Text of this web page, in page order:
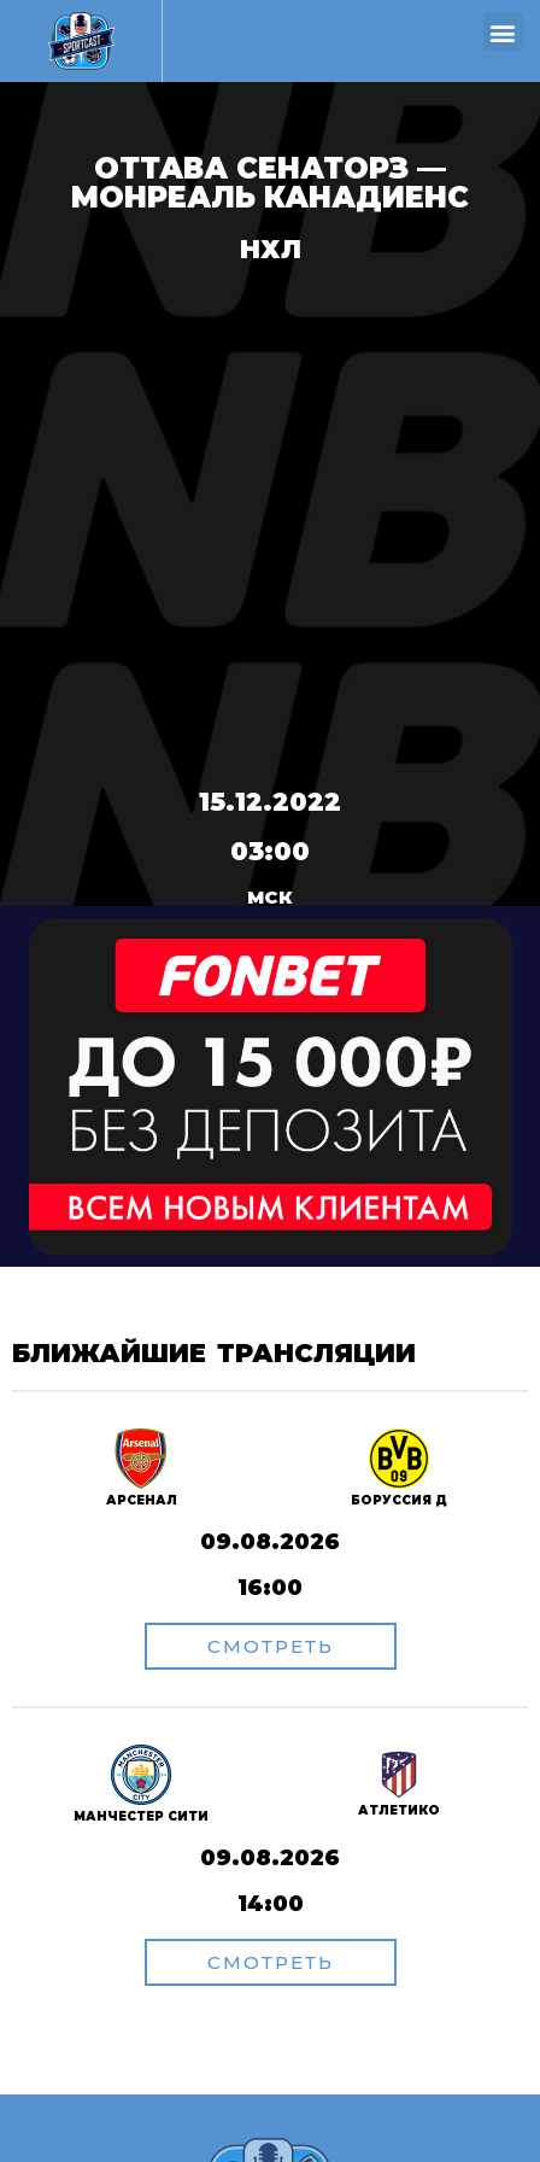
ОТТАВА СЕНАТОРЗ —
МОНРЕАЛЬ КАНАДИЕНС
НХЛ
15.12.2022
03:00
МСК
БЛИЖАЙШИЕ ТРАНСЛЯЦИИ
АРСЕНАЛ БОРУССИЯ Д
09.08.2026
16:00
СМОТРЕТЬ
МАНЧЕСТЕР СИТИ АТЛЕТИКО
09.08.2026
14:00
СМОТРЕТЬ